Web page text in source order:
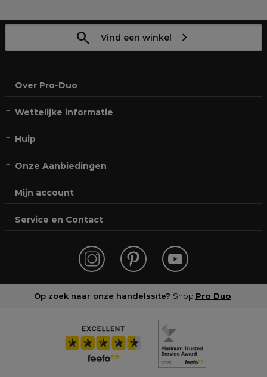
Vind een winkel
Over Pro-Duo
Wettelijke informatie
Hulp
Onze Aanbiedingen
Mijn account
Service en Contact
Op zoek naar onze handelssite? Shop Pro Duo